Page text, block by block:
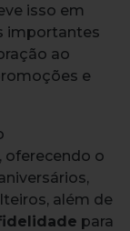
isso em
importantes
ao
e
oferecendo o
além de
para